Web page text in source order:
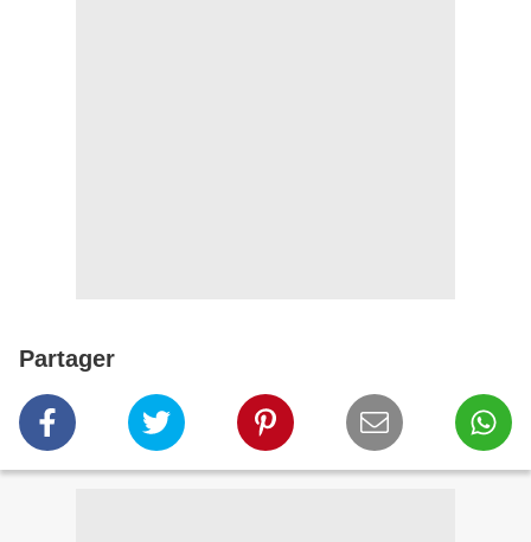
Partager